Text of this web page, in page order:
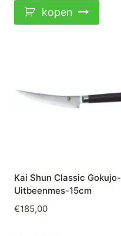
kopen
Kai Shun Classic Gokujo-
Uitbeenmes-15cm
€185,00